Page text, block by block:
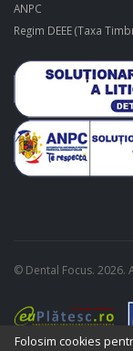
Folosim cookies
ANPC
Regim DEEE (Taxa
© Dental Focus. 2026.